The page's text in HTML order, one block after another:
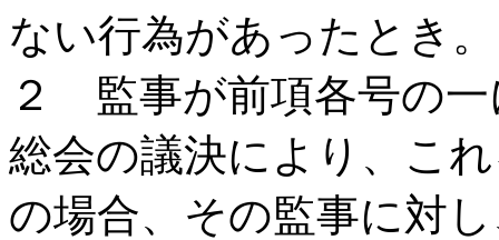
ない行為があったとき。
２ 監事が前項各号の
総会の議決により、こ
の場合、その監事に対